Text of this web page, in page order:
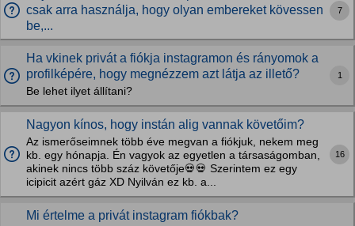
csak arra használja, hogy olyan embereket kövessen
be,...
7
Ha vkinek privát a fiókja instagramon és rányomok a
profilképére, hogy megnézzem azt látja az illető?
Be lehet ilyet állítani?
1
Nagyon kínos, hogy instán alig vannak követőim?
Az ismerőseimnek több éve megvan a fiókjuk, nekem meg
kb. egy hónapja. Én vagyok az egyetlen a társaságomban,
akinek nincs több száz követője💀💀 Szerintem ez egy
icipicit azért gáz XD Nyilván ez kb. a...
16
Mi értelme a privát instagram fiókbak?